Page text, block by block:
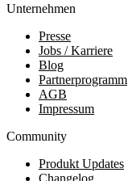
Unternehmen
Presse
Jobs / Karriere
Blog
Partnerprogramm
AGB
Impressum
Community
Produkt Updates
Changelog